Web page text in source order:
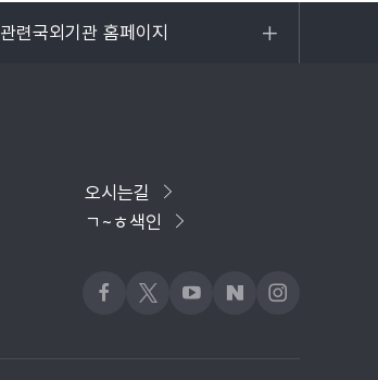
관련국외기관 홈페이지
목록
오시는길
ㄱ~ㅎ색인
페이스북
x 유튜브네이버블로그
인스타그램